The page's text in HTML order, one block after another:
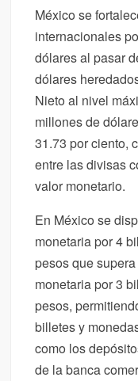
México se
internacionales
dólares al pasar
dólares
Nieto al nivel
millones de
31.73 por ciento,
entre las divisas
valor monetario.
En México se
monetaria por 4
pesos que
monetaria por 3
pesos,
billetes y
como los
de la banca